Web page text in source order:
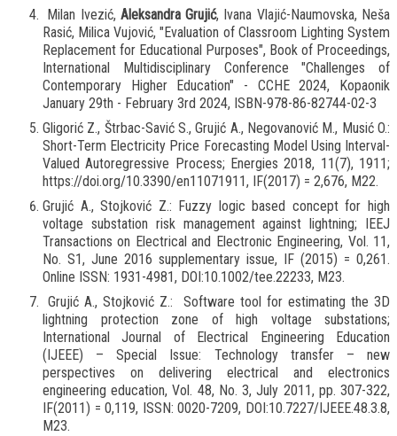
Milan Ivezić, Aleksandra Grujić, Ivana Vlajić-Naumovska, Neša
Rasić, Milica Vujović, "Evaluation of Classroom Lighting System
Replacement for Educational Purposes", Book of Proceedings,
International Multidisciplinary Conference "Challenges of
Contemporary Higher Education" - CCHE 2024, Kopaonik
January 29th - February 3rd 2024, ISBN-978-86-82744-02-3
Gligorić Z., Štrbac-Savić S., Grujić A., Negovanović M., Musić O.:
Short-Term Electricity Price Forecasting Model Using Interval-
Valued Autoregressive Process; Energies 2018, 11(7), 1911;
https://doi.org/10.3390/en11071911, IF(2017) = 2,676, M22.
Grujić A., Stojković Z.: Fuzzy logic based concept for high
voltage substation risk management against lightning; IEEJ
Transactions on Electrical and Electronic Engineering, Vol. 11,
No. S1, June 2016 supplementary issue, IF (2015) = 0,261.
Online ISSN: 1931-4981, DOI:10.1002/tee.22233, M23.
Grujić A., Stojković Z.: Software tool for estimating the 3D
lightning protection zone of high voltage substations;
International Journal of Electrical Engineering Education
(IJEEE) – Special Issue: Technology transfer – new
perspectives on delivering electrical and electronics
engineering education, Vol. 48, No. 3, July 2011, pp. 307-322,
IF(2011) = 0,119, ISSN: 0020-7209, DOI:10.7227/IJEEE.48.3.8,
M23.